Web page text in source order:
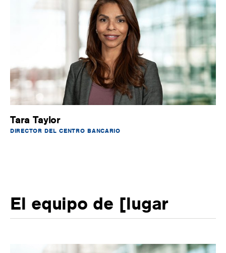
Tara Taylor
DIRECTOR DEL CENTRO BANCARIO
El equipo de [lugar